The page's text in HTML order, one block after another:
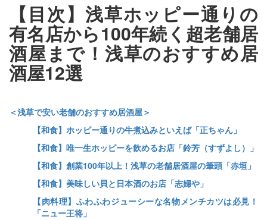
【目次】浅草ホッピー通りの
有名店から100年続く超老舗居
酒屋まで！浅草のおすすめ居
酒屋12選
＜浅草で安い老舗のおすすめ居酒屋＞
【和食】ホッピー通りの牛煮込みといえば「正ちゃん」
【和食】唯一生ホッピーを飲めるお店「鈴芳（すずよし）」
【和食】創業100年以上！浅草の老舗居酒屋の筆頭「赤垣」
【和食】美味しい貝と日本酒のお店「志婦や」
【肉料理】ふわふわジューシーな名物メンチカツは必見！
「ニュー王将」